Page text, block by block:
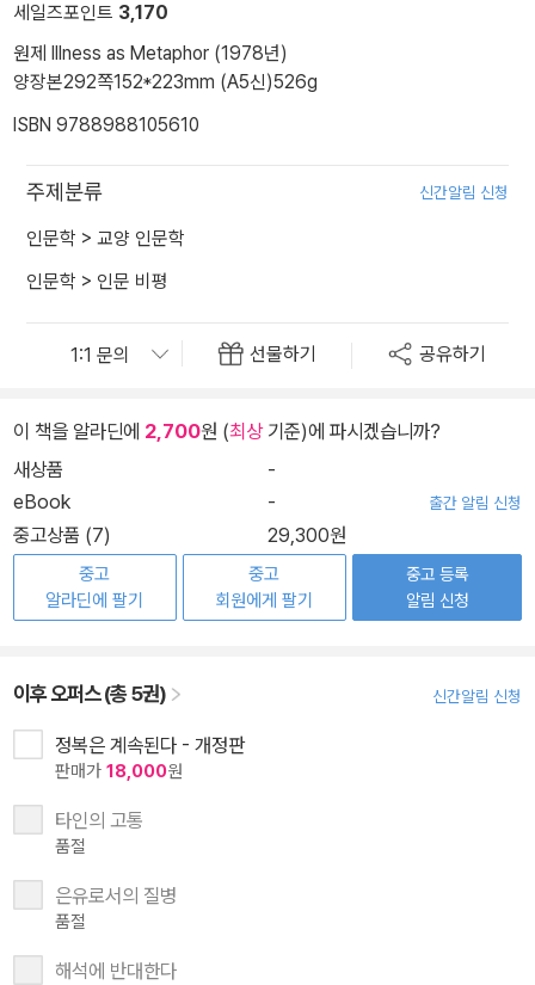
세일즈포인트 3,170
원제 Illness as Metaphor (1978년)
양장본292쪽152*223mm (A5신)526g
ISBN 9788988105610
주제분류 신간알림 신청
인문학 > 교양 인문학
인문학 > 인문 비평
선물하기 공유하기
이 책을 알라딘에 2,700원 (최상기준)에 파시겠습니까?
새상품
-
eBook
- 출간 알림 신청
중고상품 (7) 29,300원
중고
알라딘에 팔기
중고
회원에게 팔기
중고 등록
알림 신청
이후 오퍼스 (총 5권) 신간알림 신청
정복은 계속된다 - 개정판
판매가 18,000원
타인의 고통
품절
은유로서의 질병
품절
해석에 반대한다